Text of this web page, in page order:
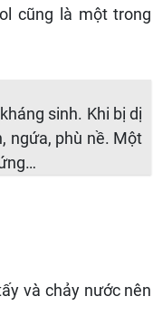
cũng là một trong
sinh. Khi bị dị
ngứa, phù nề. Một
và chảy nước nên